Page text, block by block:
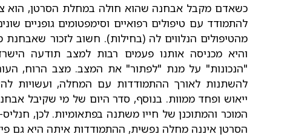
כשאדם מקבל אבחנה שהוא חולה במחלת הסרטן, הוא
להתמודד עם טיפולים רפואיים וסימפטומים גופניים
מהטיפולים הנלווים לה (בחילות). חשוב לזכור
והיא מכניסה אותנו פעמים רבות למצב תודעה
"הנכונות" על מנת "לפתור" את המצב. מצב הרוח,
להשתנות לאורך ההתמודדות עם המחלה, ועשויות
ייאוש ופחד ממוות. בנוסף, סדר היום של מי שקיבל
המוכר והמתוכנן של חייו משתנה בפתאומיות. לכן,
הסרטן איננה מחלה נפשית, ההתמודדות איתה היא גם